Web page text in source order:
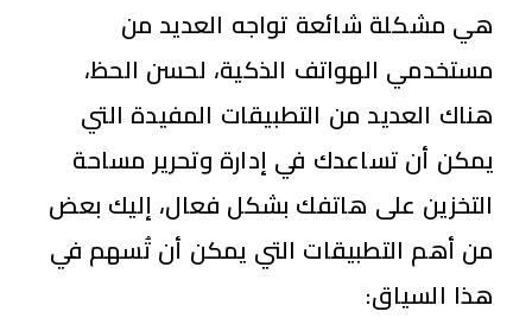
هي مشكلة شائعة تواجه العديد من
مستخدمي الهواتف الذكية، لحسن الحظ،
هناك العديد من التطبيقات المفيدة التي
يمكن أن تساعدك في إدارة وتحرير مساحة
التخزين على هاتفك بشكل فعال، إليك بعض
من أهم التطبيقات التي يمكن أن تُسهم في
هذا السياق: